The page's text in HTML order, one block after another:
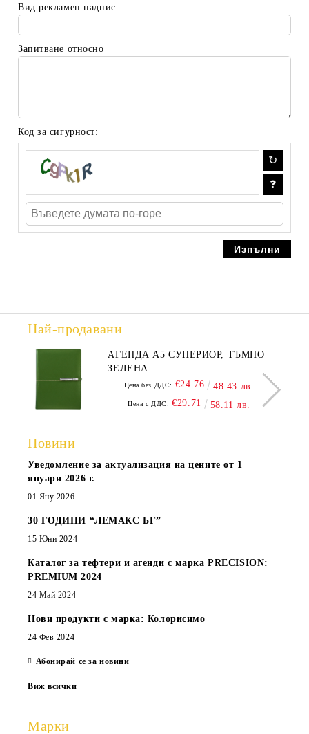
Вид рекламен надпис
Запитване относно
Код за сигурност:
Най-продавани
АГЕНДА А5 СУПЕРИОР, ТЪМНО
ЗЕЛЕНА
Цена без ДДС: €24.76 48.43 лв.
Цена с ДДС: €29.71 58.11 лв.
Новини
Уведомление за актуализация на цените от 1
януари 2026 г.
01 Яну 2026
30 ГОДИНИ “ЛЕМАКС БГ”
15 Юни 2024
Каталог за тефтери и агенди с марка PRECISION:
PREMIUM 2024
24 Май 2024
Нови продукти с марка: Колорисимо
24 Фев 2024
Абонирай се за новини
Виж всички
Марки